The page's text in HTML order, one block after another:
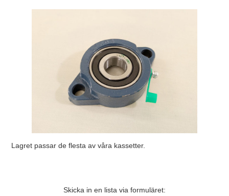
Lagret passar de flesta av våra kassetter.
Skicka in en lista via formuläret: